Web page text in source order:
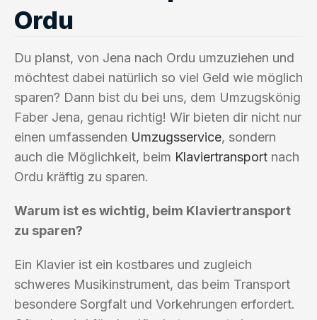
Ordu
Du planst, von Jena nach Ordu umzuziehen und
möchtest dabei natürlich so viel Geld wie möglich
sparen? Dann bist du bei uns, dem Umzugskönig
Faber Jena, genau richtig! Wir bieten dir nicht nur
einen umfassenden Umzugsservice, sondern
auch die Möglichkeit, beim Klaviertransport nach
Ordu kräftig zu sparen.
Warum ist es wichtig, beim Klaviertransport
zu sparen?
Ein Klavier ist ein kostbares und zugleich
schweres Musikinstrument, das beim Transport
besondere Sorgfalt und Vorkehrungen erfordert.